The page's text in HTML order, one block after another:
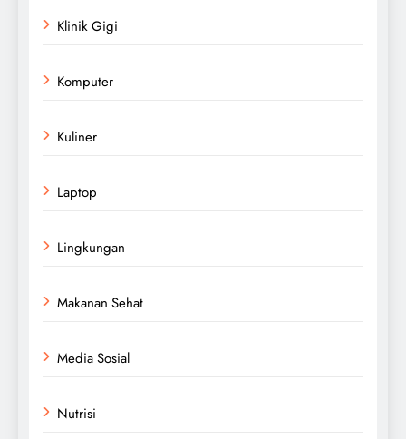
Klinik Gigi
Komputer
Kuliner
Laptop
Lingkungan
Makanan Sehat
Media Sosial
Nutrisi